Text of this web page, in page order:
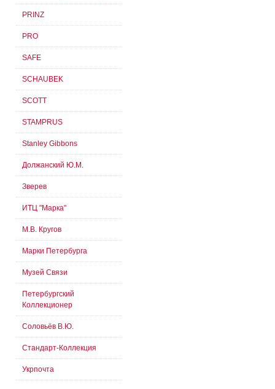
PRINZ
PRO
SAFE
SCHAUBEK
SCOTT
STAMPRUS
Stanley Gibbons
Должанский Ю.М.
Зверев
ИТЦ "Марка"
М.В. Кругов
Марки Петербурга
Музей Связи
Петербургский
Коллекционер
Соловьёв В.Ю.
Стандарт-Коллекция
Укрпочта